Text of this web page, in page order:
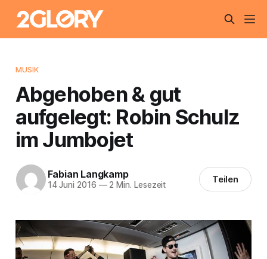
MUSIK
Abgehoben & gut
aufgelegt: Robin Schulz
im Jumbojet
Fabian Langkamp
14 Juni 2016 —2 Min. Lesezeit Teilen